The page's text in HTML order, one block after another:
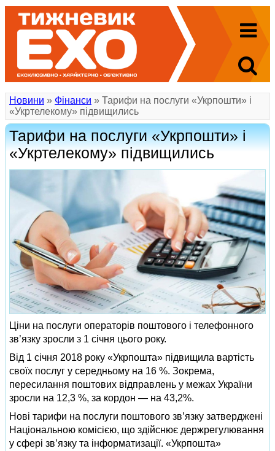
Новини » Фінанси » Тарифи на послуги «Укрпошти» і
«Укртелекому» підвищились
Тарифи на послуги «Укрпошти» і
«Укртелекому» підвищились
Ціни на послуги операторів поштового і телефонного
зв’язку зросли з 1 січня цього року.
Від 1 січня 2018 року «Укрпошта» підвищила вартість
своїх послуг у середньому на 16 %. Зокрема,
пересилання поштових відправлень у межах України
зросли на 12,3 %, за кордон — на 43,2%.
Нові тарифи на послуги поштового зв’язку затверджені
Національною комісією, що здійснює держрегулювання
у сфері зв’язку та інформатизації. «Укрпошта»